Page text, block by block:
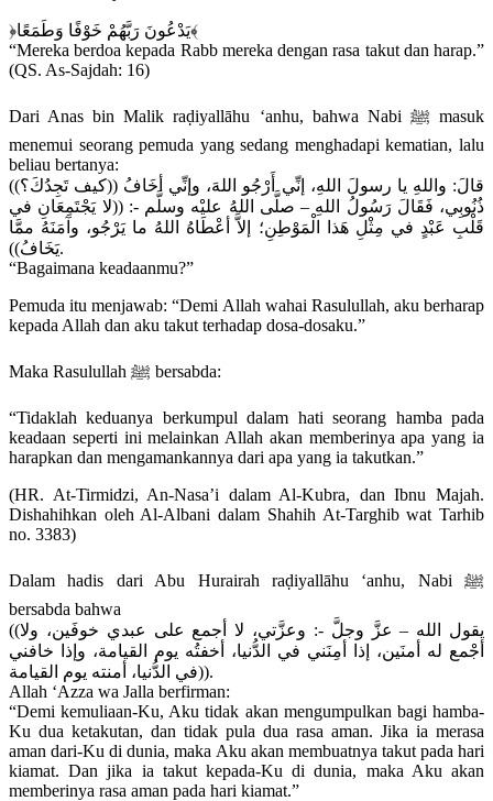
﴿يَدْعُونَ رَبَّهُمْ خَوْفًا وَطَمَعًا﴾
“Mereka berdoa kepada Rabb mereka dengan rasa takut dan harap.”
(QS. As-Sajdah: 16)
Dari Anas bin Malik raḍiyallāhu ‘anhu, bahwa Nabi ﷺ masuk
menemui seorang pemuda yang sedang menghadapi kematian, lalu
beliau bertanya:
((كيف تَجِدُكَ؟)) قالَ: واللهِ يا رسولَ اللهِ، إنِّي أَرْجُو اللهَ، وإنِّي أخَافُ
ذُنُوبِي، فَقَالَ رَسُولُ اللهِ – صلَّى اللهُ عليْه وسلَّم -: ((لا يَجْتَمِعَانِ في
قَلْبِ عَبْدٍ في مِثْلِ هَذا الْمَوْطِنِ؛ إلاَّ أعْطَاهُ اللهُ ما يَرْجُو، وآمَنَهُ ممَّا
يَخَافُ)).
“Bagaimana keadaanmu?”
Pemuda itu menjawab: “Demi Allah wahai Rasulullah, aku berharap
kepada Allah dan aku takut terhadap dosa-dosaku.”
Maka Rasulullah ﷺ bersabda:
“Tidaklah keduanya berkumpul dalam hati seorang hamba pada
keadaan seperti ini melainkan Allah akan memberinya apa yang ia
harapkan dan mengamankannya dari apa yang ia takutkan.”
(HR. At-Tirmidzi, An-Nasa’i dalam Al-Kubra, dan Ibnu Majah.
Dishahihkan oleh Al-Albani dalam Shahih At-Targhib wat Tarhib
no. 3383)
Dalam hadis dari Abu Hurairah raḍiyallāhu ‘anhu, Nabi ﷺ
bersabda bahwa
((يقول الله – عزَّ وجلَّ -: وعزَّتي، لا أجمع على عبدي خوفَين، ولا
أجْمع له أمنَين، إذا أمِنَني في الدُّنيا، أخفتُه يوم القيامة، وإذا خافني
في الدُّنيا، أمنته يوم القيامة)).
Allah ‘Azza wa Jalla berfirman:
“Demi kemuliaan-Ku, Aku tidak akan mengumpulkan bagi hamba-
Ku dua ketakutan, dan tidak pula dua rasa aman. Jika ia merasa
aman dari-Ku di dunia, maka Aku akan membuatnya takut pada hari
kiamat. Dan jika ia takut kepada-Ku di dunia, maka Aku akan
memberinya rasa aman pada hari kiamat.”